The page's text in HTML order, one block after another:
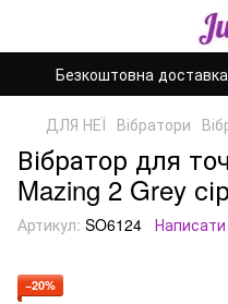
Безкоштовна
ДЛЯ НЕЇ Вібратори
Вібратор для
Mazing 2 Grey
Артикул: SO6124 Написати
−20%